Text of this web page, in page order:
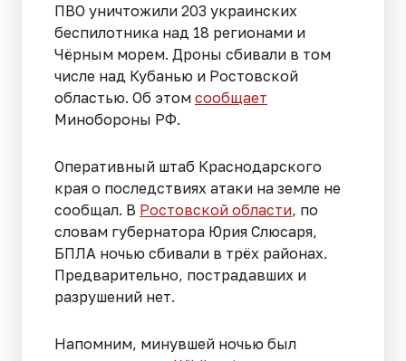
ПВО уничтожили 203 украинских
беспилотника над 18 регионами и
Чёрным морем. Дроны сбивали в том
числе над Кубанью и Ростовской
областью. Об этом сообщает
Минобороны РФ.
Оперативный штаб Краснодарского
края о последствиях атаки на земле не
сообщал. В Ростовской области, по
словам губернатора Юрия Слюсаря,
БПЛА ночью сбивали в трёх районах.
Предварительно, пострадавших и
разрушений нет.
Напомним, минувшей ночью был